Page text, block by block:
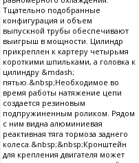
Тщательно подобранные
конфигурация и объем
выпускной трубы обеспечивают
выигрыш в мощности. Цилиндр
прикреплен к картеру четырьмя
короткими шпильками, а головка к
цилиндру &mdash;
пятью.&nbsp;Необходимое во
время работы натяжение цепи
создается резиновым
подпружиненным роликом. Рядом
с ним видна алюминиевая
реактивная тяга тормоза заднего
колеса.&nbsp;&nbsp;Кронштейн
для крепления двигателя может